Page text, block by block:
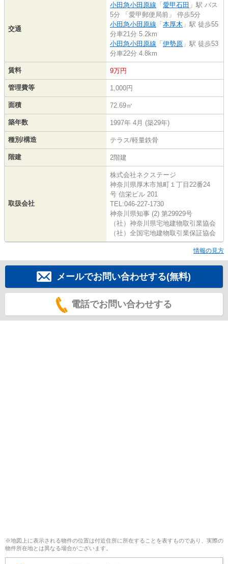
交通
小田急小田原線 「 愛甲石田 」駅 バス
5分 「愛甲郵便局前」 停歩5分
小田急小田原線 「 本厚木 」駅 徒歩55
分車21分 5.2km
小田急小田原線 「 伊勢原 」駅 徒歩53
分車22分 4.8km
賃料 9万円
管理費等 1,000円
面積 72.69㎡
築年数 1997年 4月 (築29年)
種別/構造 テラス/軽量鉄骨
階建 2階建
取扱会社
株式会社ネクステージ
神奈川県厚木市旭町１丁目22番24
号 信栄ビル 201
TEL:046-227-1730
神奈川県知事 (2) 第29929号
（社）神奈川県宅地建物取引業協会
（社）全国宅地建物取引業保証協会
情報の見方
メールでお問い合わせする(無料)
電話でお問い合わせする
※地図上に表示される物件の位置は付近住所に所在することを表すものであり、実際の
物件所在地とは異なる場合がございます。